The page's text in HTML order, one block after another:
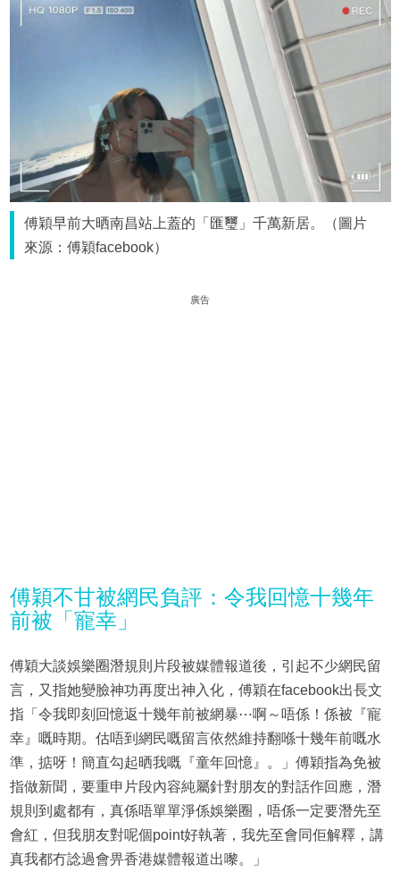
傅穎早前大晒南昌站上蓋的「匯璽」千萬新居。（圖片
來源：傅穎facebook）
廣告
傅穎不甘被網民負評：令我回憶十幾年
前被「寵幸」
傅穎大談娛樂圈潛規則片段被媒體報道後，引起不少網民留
言，又指她變臉神功再度出神入化，傅穎在facebook出長文
指「令我即刻回憶返十幾年前被網暴⋯啊～唔係！係被『寵
幸』嘅時期。估唔到網民嘅留言依然維持翻喺十幾年前嘅水
準，掂呀！簡直勾起晒我嘅『童年回憶』。」傅穎指為免被
指做新聞，要重申片段內容純屬針對朋友的對話作回應，潛
規則到處都有，真係唔單單淨係娛樂圈，唔係一定要潛先至
會紅，但我朋友對呢個point好執著，我先至會同佢解釋，講
真我都冇諗過會畀香港媒體報道出嚟。」